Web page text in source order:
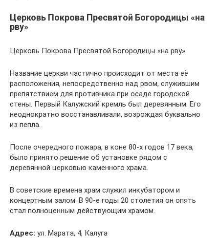
Церковь Покрова Пресвятой Богородицы «на
рву»
Церковь Покрова Пресвятой Богородицы «на рву»
Название церкви частично происходит от места её
расположения, непосредственно над рвом, служившим
препятствием для противника при осаде городской
стены. Первый Калужский кремль был деревянным. Его
неоднократно восстанавливали, возрождая буквально
из пепла.
После очередного пожара, в коне 80-х годов 17 века,
было принято решение об установке рядом с
деревянной церковью каменного храма.
В советские времена храм служил инкубатором и
концертным залом. В 90-е годы 20 столетия он опять
стал полноценным действующим храмом.
Адрес: ул. Марата, 4, Калуга